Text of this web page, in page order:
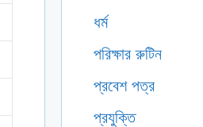
ধর্ম
পরিক্ষার রুটিন
প্রবেশ পত্র
প্রযুক্তি